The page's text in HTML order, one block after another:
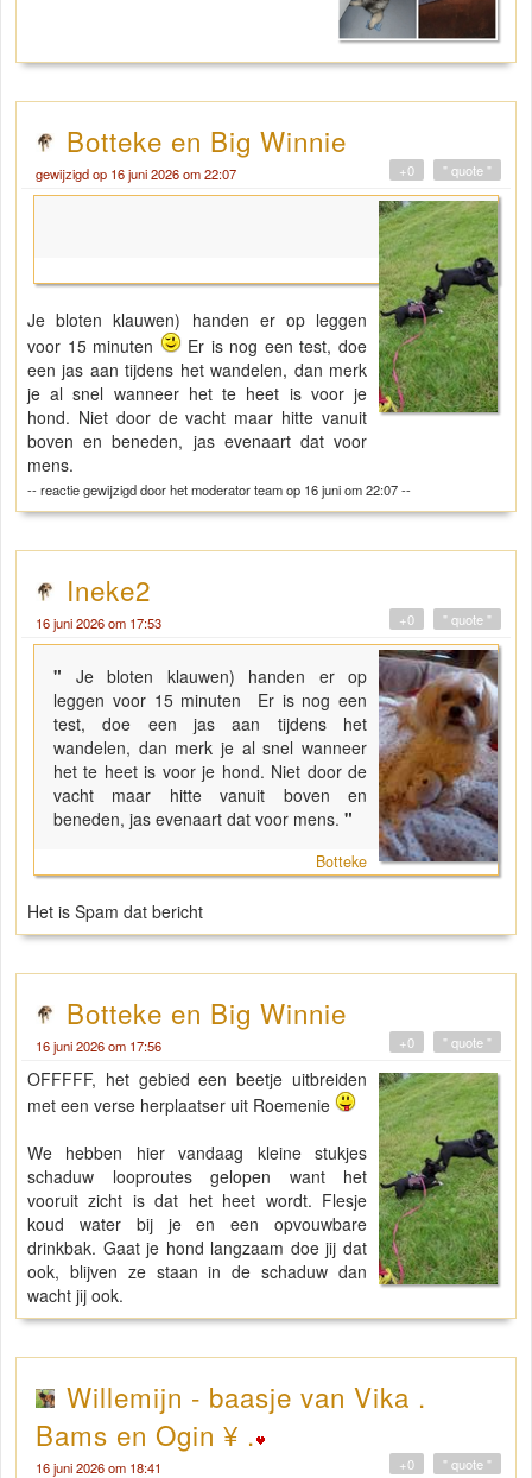
Botteke en Big Winnie
gewijzigd op 16 juni 2026 om 22:07 " quote "
+0
Je bloten klauwen) handen er op leggen
voor 15 minuten
Er is nog een test, doe
een jas aan tijdens het wandelen, dan merk
je al snel wanneer het te heet is voor je
hond. Niet door de vacht maar hitte vanuit
boven en beneden, jas evenaart dat voor
mens.
-- reactie gewijzigd door het moderator team op 16 juni om 22:07 --
Ineke2
16 juni 2026 om 17:53 " quote "
+0
" Je bloten klauwen) handen er op
leggen voor 15 minuten Er is nog een
test, doe een jas aan tijdens het
wandelen, dan merk je al snel wanneer
het te heet is voor je hond. Niet door de
vacht maar hitte vanuit boven en
beneden, jas evenaart dat voor mens. "
Botteke
Het is Spam dat bericht
Botteke en Big Winnie
16 juni 2026 om 17:56 " quote "
+0
OFFFFF, het gebied een beetje uitbreiden
met een verse herplaatser uit Roemenie
We hebben hier vandaag kleine stukjes
schaduw looproutes gelopen want het
vooruit zicht is dat het heet wordt. Flesje
koud water bij je en een opvouwbare
drinkbak. Gaat je hond langzaam doe jij dat
ook, blijven ze staan in de schaduw dan
wacht jij ook.
Willemijn - baasje van Vika .
Bams en Ogin ¥ .
16 juni 2026 om 18:41 " quote "
+0